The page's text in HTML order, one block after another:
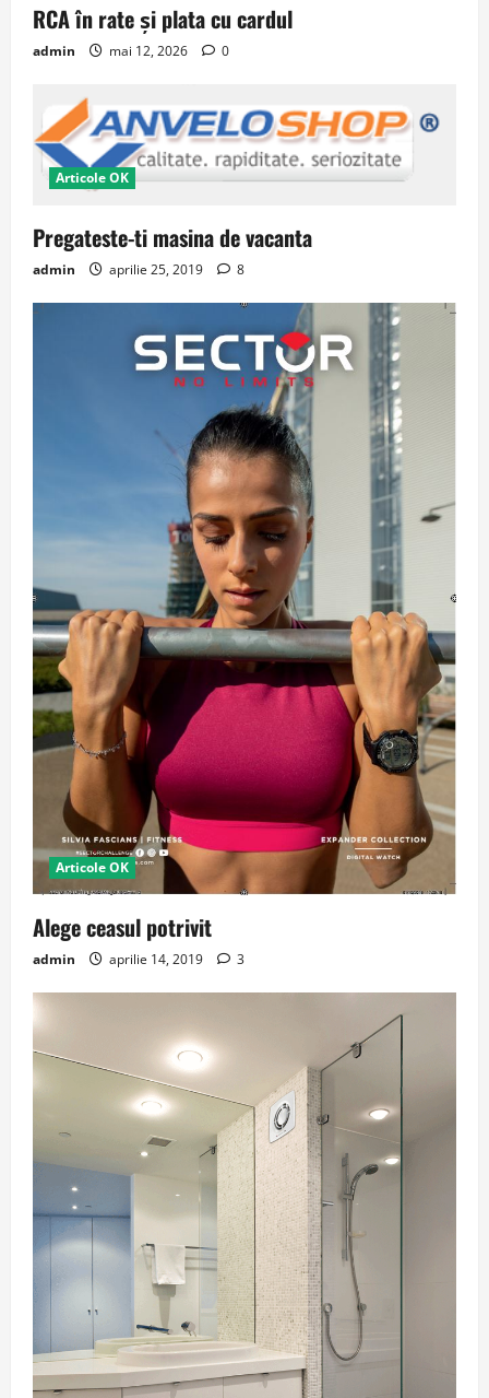
RCA în rate și plata cu cardul
admin mai 12, 2026 0
Articole OK
Pregateste-ti masina de vacanta
admin aprilie 25, 2019 8
Articole OK
Alege ceasul potrivit
admin aprilie 14, 2019 3